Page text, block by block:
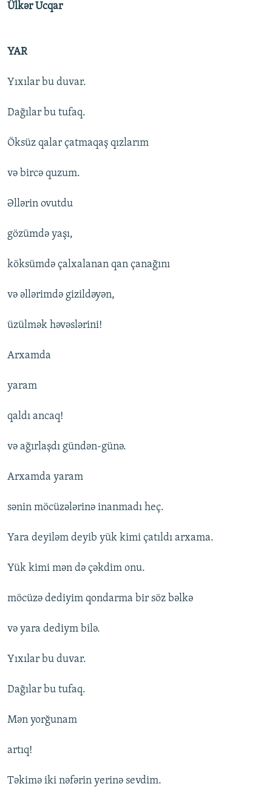
XƏBƏR BÜLLETENLƏRIMIZ
Ülkər Ucqar
YAR
Yıxılar bu duvar.
Dağılar bu tufaq.
Öksüz qalar çatmaqaş qızlarım
və bircə quzum.
Əllərin ovutdu
gözümdə yaşı,
köksümdə çalxalanan qan çanağını
və əllərimdə gizildəyən,
üzülmək həvəslərini!
Arxamda
yaram
qaldı ancaq!
və ağırlaşdı gündən-günə.
Arxamda yaram
sənin möcüzə‌lərinə inanmadı heç.
Yara deyiləm deyib yük kimi çatıldı arxama.
Yük kimi mən də çəkdim onu.
möcüzə dediyim qondarma bir söz bəlkə
və yara dediym bilə.
Yıxılar bu duvar.
Dağılar bu tufaq.
Mən yorğunam
artıq!
Təkimə iki nəfərin yerinə sevdim.